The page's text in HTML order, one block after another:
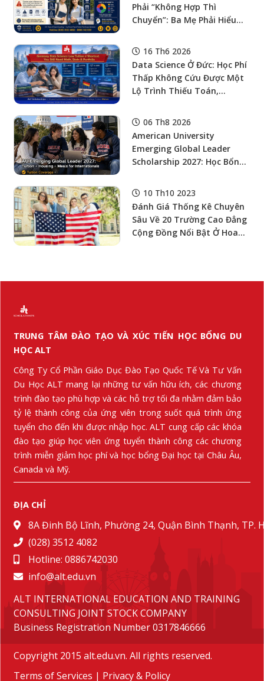
Phải “Không Hợp Thì
Chuyển”: Ba Mẹ Phải Hiểu
Recognition, Failed
Attempts, Residence Permit,
Deadline Và Chi Phí Cơ Hội
Trước Khi Con Chọn Ngành
16 Th6 2026
Data Science Ở Đức: Học Phí
Thấp Không Cứu Được Một
Lộ Trình Thiếu Toán,
06 Th8 2026
American University
Emerging Global Leader
Scholarship 2027: Học Bổng
Nhà Ở Và Ăn Uống Cho Sinh
Viên Quốc Tế
10 Th10 2023
Đánh Giá Thống Kê Chuyên
Sâu Về 20 Trường Cao Đẳng
Cộng Đồng Nổi Bật Ở Hoa
TRUNG TÂM ĐÀO TẠO VÀ XÚC TIẾN HỌC BỔNG DU
HỌC ALT
Công Ty Cổ Phần Giáo Dục Đào Tạo Quốc Tế Và Tư Vấn
Du Học ALT mang lại những tư vấn hữu ích, các chương
trình đào tạo phù hợp và các hỗ trợ tối đa nhằm đảm bảo
tỷ lệ thành công của ứng viên trong suốt quá trình ứng
tuyển cho đến khi được nhập học. ALT cung cấp các khóa
đào tạo giúp học viên ứng tuyển thành công các chương
trình miễn giảm học phí và học bổng Đại học tại Châu Âu,
Canada và Mỹ.
ĐỊA CHỈ
8A Đinh Bộ Lĩnh, Phường 24, Quận Bình Thạnh, TP.
(028) 3512 4082
Hotline: 0886742030
info@alt.edu.vn
ALT INTERNATIONAL EDUCATION AND TRAINING
CONSULTING JOINT STOCK COMPANY
Business Registration Number 0317846666
Copyright 2015 alt.edu.vn. All rights reserved.
Terms of Services | Privacy & Policy